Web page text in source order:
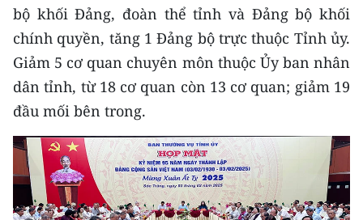
TIN MỚI
TIN ĐỊA PHƯƠNG
Trung du và miền núi phía Bắc
Đồng bằng sông Hồng
Bắc Trung Bộ
Duyên hải Nam Trung Bộ và Tây
bộ khối Đảng, đoàn thể tỉnh và Đảng bộ khối
chính quyền, tăng 1 Đảng bộ trực thuộc Tỉnh ủy.
Giảm 5 cơ quan chuyên môn thuộc Ủy ban nhân
dân tỉnh, từ 18 cơ quan còn 13 cơ quan; giảm 19
đầu mối bên trong.